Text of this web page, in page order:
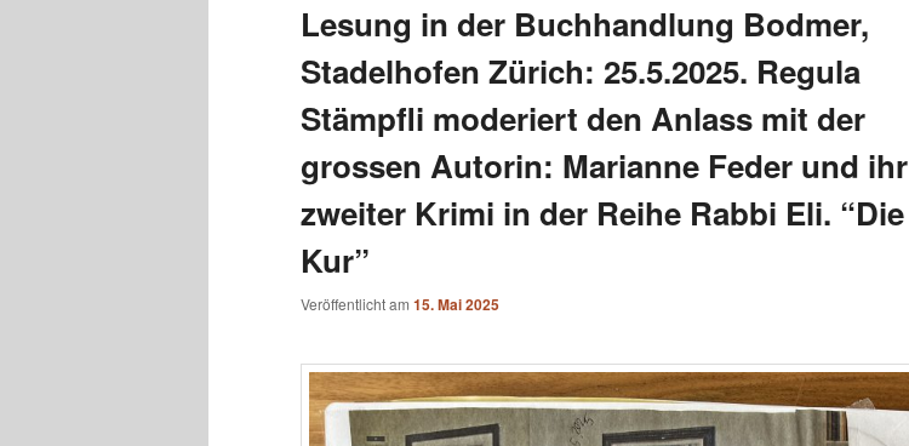
Lesung in der Buchhandlung Bodmer,
Stadelhofen Zürich: 25.5.2025. Regula
Stämpfli moderiert den Anlass mit der
grossen Autorin: Marianne Feder und ihr
zweiter Krimi in der Reihe Rabbi Eli. “Die
Kur”
Veröffentlicht am 15. Mai 2025